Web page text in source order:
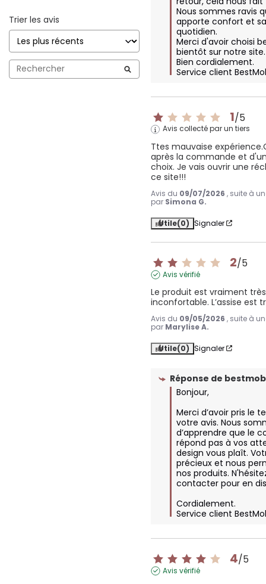
Trier les avis
Nous sommes ravis
apporte confort et
quotidien.
Merci d'avoir choisi
bientôt sur notre
Bien cordialement.
Service client
1/5
Avis collecté par un tiers
Ttes mauvaise
après la commande et
choix. Je vais ouvrir une
ce site!!!
Avis du 09/07/2026 , suite à
par Simona G.
Utile(0) Signaler
2/5
Avis vérifié
Le produit est vraiment
inconfortable. L’assise est
Avis du 09/05/2026 , suite à
par Marylise A.
Utile(0) Signaler
Réponse de
Bonjour,
Merci d’avoir pris le
votre avis. Nous
d’apprendre que le
répond pas à vos
design vous plaît.
précieux et nous
nos produits.
contacter pour en
Cordialement.
Service client
4/5
Avis vérifié